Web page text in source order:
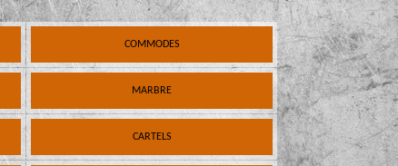
COMMODES
MARBRE
CARTELS